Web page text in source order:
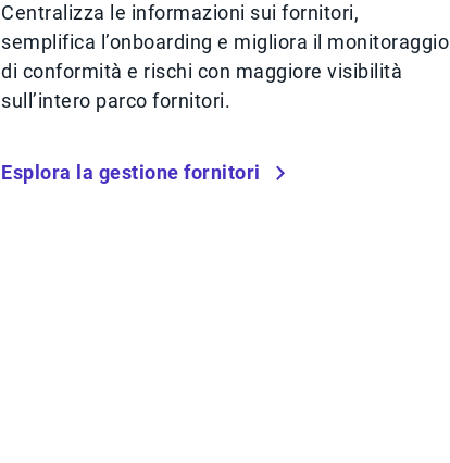
Centralizza le informazioni sui fornitori,
semplifica l’onboarding e migliora il monitoraggio
di conformità e rischi con maggiore visibilità
sull’intero parco fornitori.
Esplora la gestione fornitori